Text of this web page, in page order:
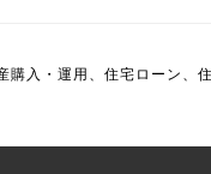
入・運用、住宅ローン、